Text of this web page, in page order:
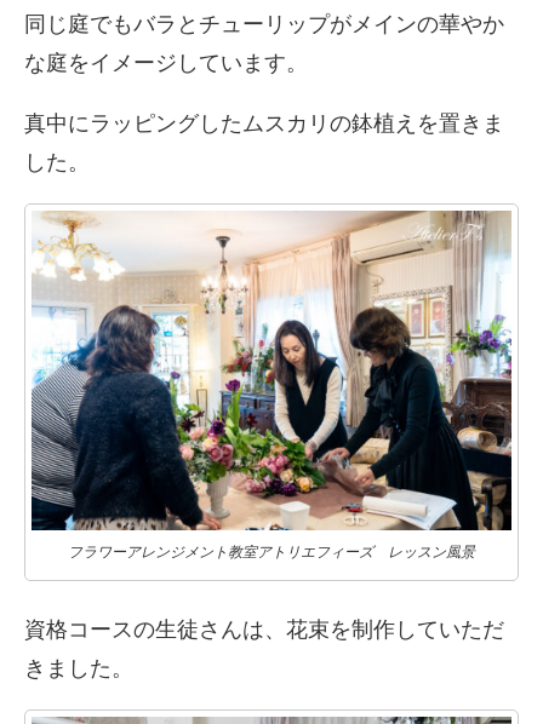
同じ庭でもバラとチューリップがメインの華やか
な庭をイメージしています。
真中にラッピングしたムスカリの鉢植えを置きま
した。
フラワーアレンジメント教室アトリエフィーズ レッスン風景
資格コースの生徒さんは、花束を制作していただ
きました。